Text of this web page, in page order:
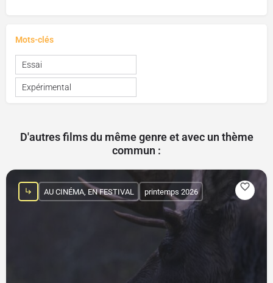
Mots-clés
Essai
Expérimental
D'autres films du même genre et avec un thème
commun :
AU CINÉMA, EN FESTIVAL printemps 2026